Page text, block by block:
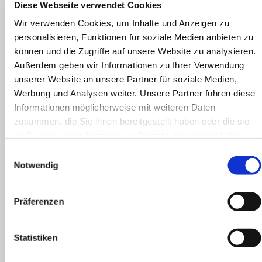
Diese Webseite verwendet Cookies
Wir verwenden Cookies, um Inhalte und Anzeigen zu
personalisieren, Funktionen für soziale Medien anbieten zu
können und die Zugriffe auf unsere Website zu analysieren.
Außerdem geben wir Informationen zu Ihrer Verwendung
unserer Website an unsere Partner für soziale Medien,
Werbung und Analysen weiter. Unsere Partner führen diese
Informationen möglicherweise mit weiteren Daten
zusammen, die Sie ihnen bereitgestellt haben oder die sie
Notwendig
Präferenzen
Statistiken
Daten erfordern, überwiegen.
Erhebung und Speicherung von Nutzungsdaten
Zur Optimierung unserer Webseite sammeln und speichern
wir für 30 Tage Daten wie z. B. Datum und Uhrzeit des
Seitenaufrufs, die Seite, von der Sie unsere Seite aufgerufen
haben und ähnliches, sofern Sie dieser Datenerhebung und
persönlich zu identifizieren. Ggf. werden Nutzerprofile
keine Verbindung zwischen der hinter dem Pseudonym